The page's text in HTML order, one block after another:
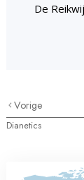
De
Vorige
Dianetics